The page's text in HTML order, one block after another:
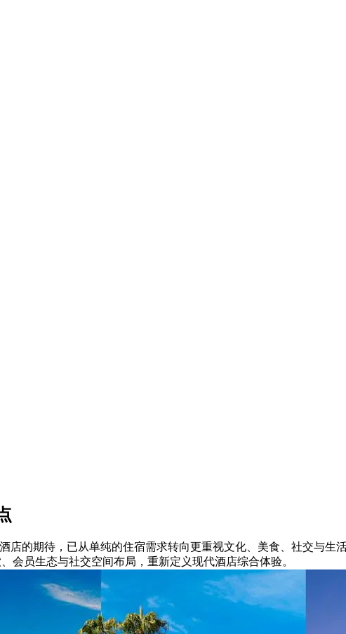
店的期待，已从单纯的住宿需求转向更重视文化、美食、社交与
会员生态与社交空间布局，重新定义现代酒店综合体验。